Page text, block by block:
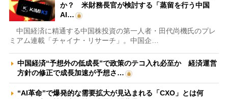
か？ 米財務長官が検討する「蒸留を行う中国
AI…
中国経済に精通する中国株投資の第一人者・田代尚機氏のプレ
ミアム連載「チャイナ・リサーチ」。中国企…
中国経済“予想外の低成長”で政策のテコ入れ必至か 経済運営
方針の修正で成長加速が予想さ…
“AI革命”で爆発的な需要拡大が見込まれる「CXO」とは何